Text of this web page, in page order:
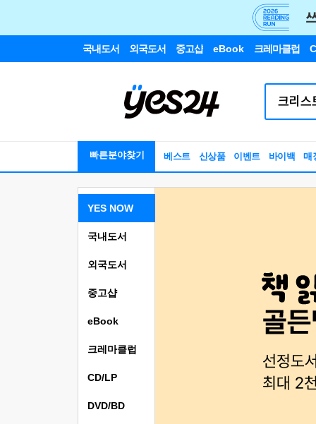
국내도서 외국도서 중고샵 eBook 크레마클럽
빠른분야찾기 베스트 신상품 이벤트 바이백 매
YES NOW
국내도서
외국도서
중고샵
eBook
크레마클럽
CD/LP
DVD/BD